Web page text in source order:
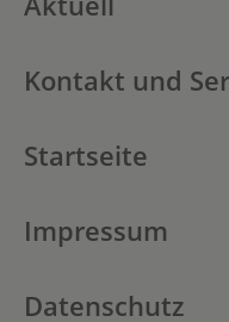
Kontakt und
Startseite
Impressum
Datenschutz